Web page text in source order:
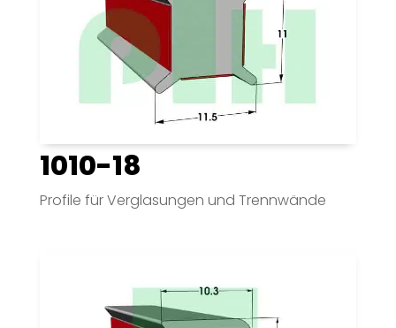
1010-18
Profile für Verglasungen und Trennwände